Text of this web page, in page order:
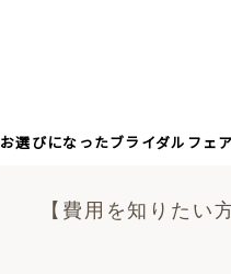
お選びになったブライダルフェア
【費用を知りたい